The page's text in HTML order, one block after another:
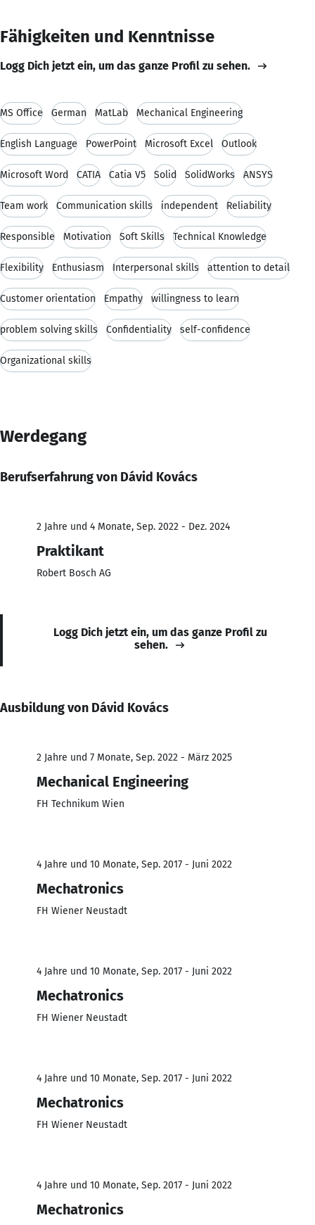
Fähigkeiten und Kenntnisse
Logg Dich jetzt ein, um das ganze Profil zu sehen.
MS Office German MatLab Mechanical Engineering
English Language PowerPoint Microsoft Excel Outlook
Microsoft Word CATIA Catia V5 Solid SolidWorks ANSYS
Team work Communication skills independent Reliability
Responsible Motivation Soft Skills Technical Knowledge
Flexibility Enthusiasm Interpersonal skills attention to detail
Customer orientation Empathy willingness to learn
problem solving skills Confidentiality self-confidence
Organizational skills
Werdegang
Berufserfahrung von Dávid Kovács
2 Jahre und 4 Monate, Sep. 2022 - Dez. 2024
Praktikant
Robert Bosch AG
Logg Dich jetzt ein, um das ganze Profil zu
sehen.
Ausbildung von Dávid Kovács
2 Jahre und 7 Monate, Sep. 2022 - März 2025
Mechanical Engineering
FH Technikum Wien
4 Jahre und 10 Monate, Sep. 2017 - Juni 2022
Mechatronics
FH Wiener Neustadt
4 Jahre und 10 Monate, Sep. 2017 - Juni 2022
Mechatronics
FH Wiener Neustadt
4 Jahre und 10 Monate, Sep. 2017 - Juni 2022
Mechatronics
FH Wiener Neustadt
4 Jahre und 10 Monate, Sep. 2017 - Juni 2022
Mechatronics